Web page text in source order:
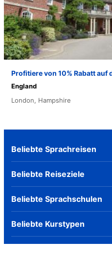
Profitiere von 10% Rabatt auf
England
London, Hampshire
Beliebte Sprachreisen
Beliebte Reiseziele
Beliebte Sprachschulen
Beliebte Kurstypen